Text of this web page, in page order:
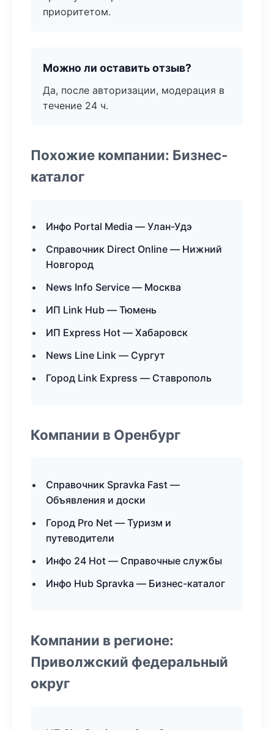
приоритетом.
Можно ли оставить отзыв?
Да, после авторизации, модерация в
течение 24 ч.
Похожие компании: Бизнес-
каталог
Инфо Portal Media — Улан-Удэ
Справочник Direct Online — Нижний
Новгород
News Info Service — Москва
ИП Link Hub — Тюмень
ИП Express Hot — Хабаровск
News Line Link — Сургут
Город Link Express — Ставрополь
Компании в Оренбург
Справочник Spravka Fast —
Объявления и доски
Город Pro Net — Туризм и
путеводители
Инфо 24 Hot — Справочные службы
Инфо Hub Spravka — Бизнес-каталог
Компании в регионе:
Приволжский федеральный
округ